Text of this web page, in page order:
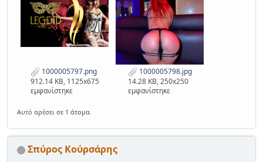
1000005797.png
912.14 KB, 1125x675
εμφανίστηκε
1000005798.jpg
14.28 KB, 250x250
εμφανίστηκε
Αυτό αρέσει σε 1 άτομα.
Σπύρος Κούρσάρης